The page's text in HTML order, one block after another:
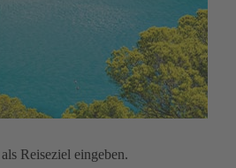
Reiseziel eingeben.